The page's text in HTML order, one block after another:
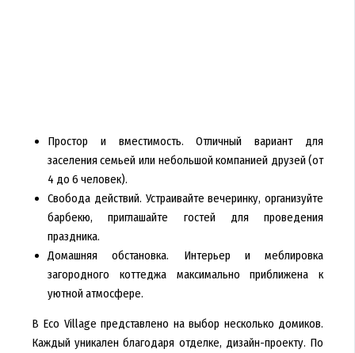
Простор и вместимость. Отличный вариант для
заселения семьей или небольшой компанией друзей (от
4 до 6 человек).
Свобода действий. Устраивайте вечеринку, организуйте
барбекю, приглашайте гостей для проведения
праздника.
Домашняя обстановка. Интерьер и меблировка
загородного коттеджа максимально приближена к
уютной атмосфере.
В Eco Village представлено на выбор несколько домиков.
Каждый уникален благодаря отделке, дизайн-проекту. По